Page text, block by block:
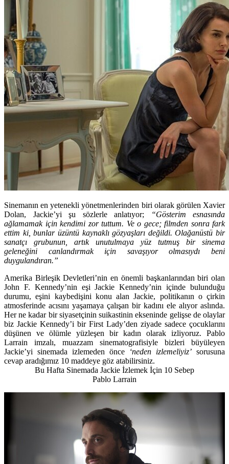
Sinemanın en yetenekli yönetmenlerinden biri olarak görülen Xavier
Dolan, Jackie’yi şu sözlerle anlatıyor; “Gösterim esnasında
ağlamamak için kendimi zor tuttum. Ve o gece; filmden sonra fark
ettim ki, bunlar üzüntü kaynaklı gözyaşları değildi. Olağanüstü bir
sanatçı grubunun, artık unutulmaya yüz tutmuş bir sinema
geleneğini canlandırmak için savaşıyor olmasıydı beni
duygulandıran.”
Amerika Birleşik Devletleri’nin en önemli başkanlarından biri olan
John F. Kennedy’nin eşi Jackie Kennedy’nin içinde bulunduğu
durumu, eşini kaybedişini konu alan Jackie, politikanın o çirkin
atmosferinde acısını yaşamaya çalışan bir kadını ele alıyor aslında.
Her ne kadar bir siyasetçinin suikastinin ekseninde gelişse de olaylar
biz Jackie Kennedy’i bir First Lady’den ziyade sadece çocuklarını
düşünen ve ölümle yüzleşen bir kadın olarak izliyoruz. Pablo
Larrain imzalı, muazzam sinematografisiyle bizleri büyüleyen
Jackie’yi sinemada izlemeden önce
‘neden izlemeliyiz’ sorusuna
cevap aradığımız 10 maddeye göz atabilirsiniz.
Bu Hafta Sinemada Jackie İzlemek İçin 10 Sebep
Pablo Larrain